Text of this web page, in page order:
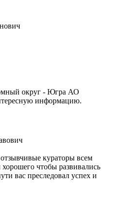
округ - Югра АО
информацию.
кураторы всем
чтобы развивались
вас преследовал успех и